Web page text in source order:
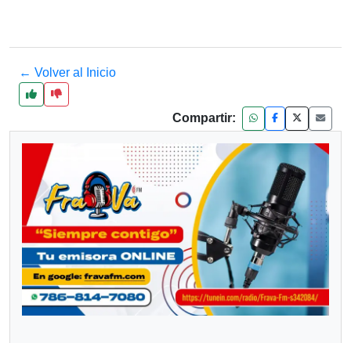
← Volver al Inicio
Compartir: